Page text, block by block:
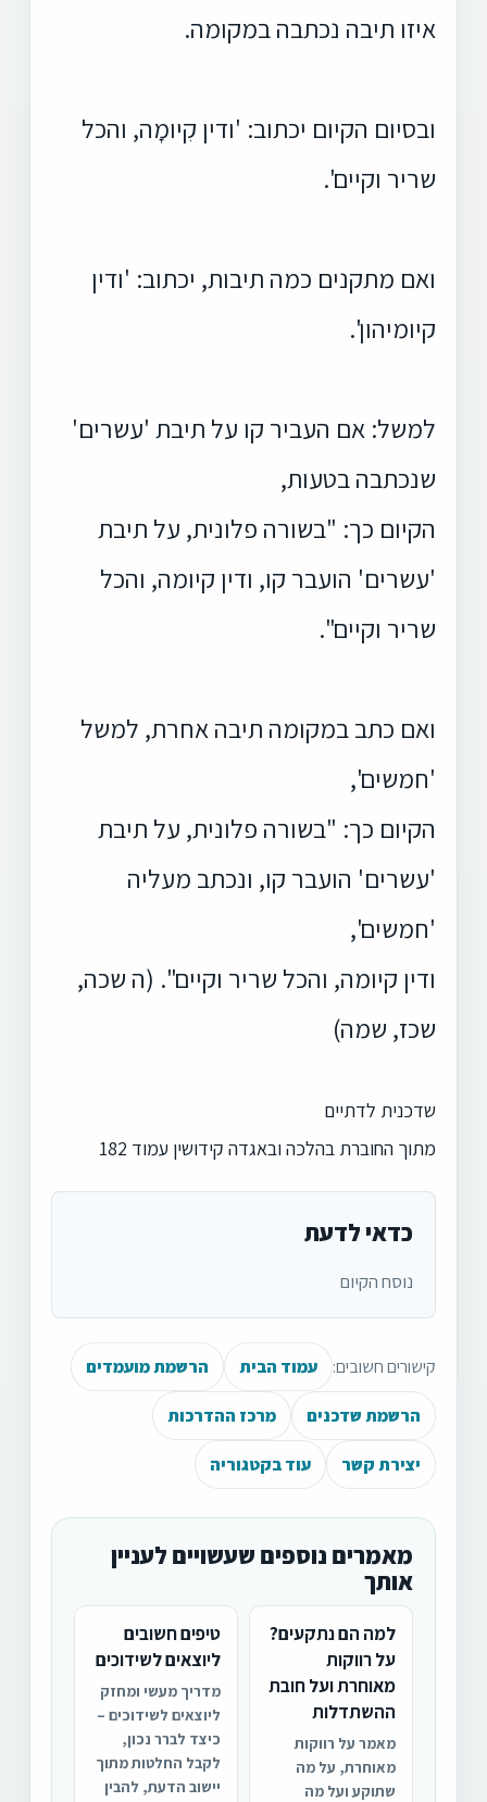
איזו תיבה נכתבה במקומה.
ובסיום הקיום יכתוב: 'ודין קִיומָה, והכל
שריר וקיים'.
ואם מתקנים כמה תיבות, יכתוב: 'ודין
קיומיהון'.
למשל: אם העביר קו על תיבת 'עשרים'
שנכתבה בטעות,
הקיום כך: "בשורה פלונית, על תיבת
'עשרים' הועבר קו, ודין קיומה, והכל
שריר וקיים".
ואם כתב במקומה תיבה אחרת, למשל
'חמשים',
הקיום כך: "בשורה פלונית, על תיבת
'עשרים' הועבר קו, ונכתב מעליה
'חמשים',
ודין קיומה, והכל שריר וקיים". (ה שכה,
שכז, שמה)
שדכנית לדתיים
מתוך החוברת בהלכה ובאגדה קידושין עמוד 182
כדאי לדעת
נוסח הקיום
קישורים חשובים: עמוד הבית הרשמת מועמדים
הרשמת שדכנים מרכז ההדרכות
יצירת קשר עוד בקטגוריה
מאמרים נוספים שעשויים לעניין
אותך
למה הם נתקעים?
על רווקות
מאוחרת ועל חובת
ההשתדלות
מאמר על רווקות
מאוחרת, על מה
שתוקע ועל מה
טיפים חשובים
ליוצאים לשידוכים
מדריך מעשי ומחזק
ליוצאים לשידוכים –
כיצד לברר נכון,
לקבל החלטות מתוך
יישוב הדעת, להבין